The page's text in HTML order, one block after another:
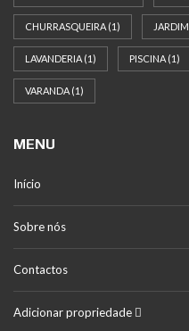
CHURRASQUEIRA (1) JARDIM
LAVANDERIA (1) PISCINA (1)
VARANDA (1)
MENU
Início
Sobre nós
Contactos
Adicionar propriedade